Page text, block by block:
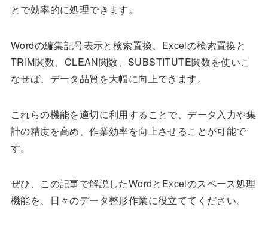
とで効率的に処理できます。
Wordの編集記号表示と検索置換、Excelの検索置換と
TRIM関数、CLEAN関数、SUBSTITUTE関数を使いこ
なせば、データ品質を大幅に向上できます。
これらの機能を適切に利用することで、データ入力や集
計の精度を高め、作業効率を向上させることが可能で
す。
ぜひ、この記事で解説したWordとExcelのスペース処理
機能を、日々のデータ整形作業に役立ててください。